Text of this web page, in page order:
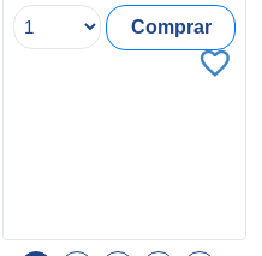
Comprar